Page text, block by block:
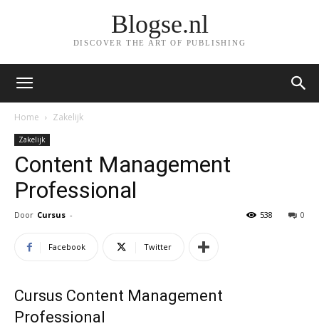
Blogse.nl
DISCOVER THE ART OF PUBLISHING
Home Zakelijk
Zakelijk
Content Management
Professional
Door Cursus - 0
538
Facebook Twitter
Cursus Content Management
Professional